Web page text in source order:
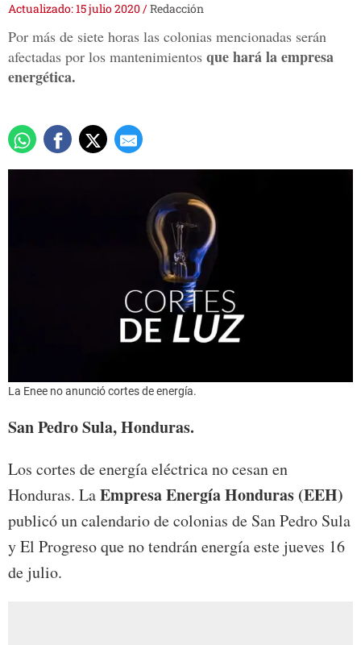
Actualizado: 15 julio 2020/Redacción
Por más de siete horas las colonias mencionadas serán
afectadas por los mantenimientos que hará la empresa
energética.
La Enee no anunció cortes de energía.
San Pedro Sula, Honduras.
Los cortes de energía eléctrica no cesan en
Honduras. LaEmpresa Energía Honduras (EEH)
publicó un calendario de colonias de San Pedro Sula
y El Progreso que no tendrán energía este jueves 16
de julio.